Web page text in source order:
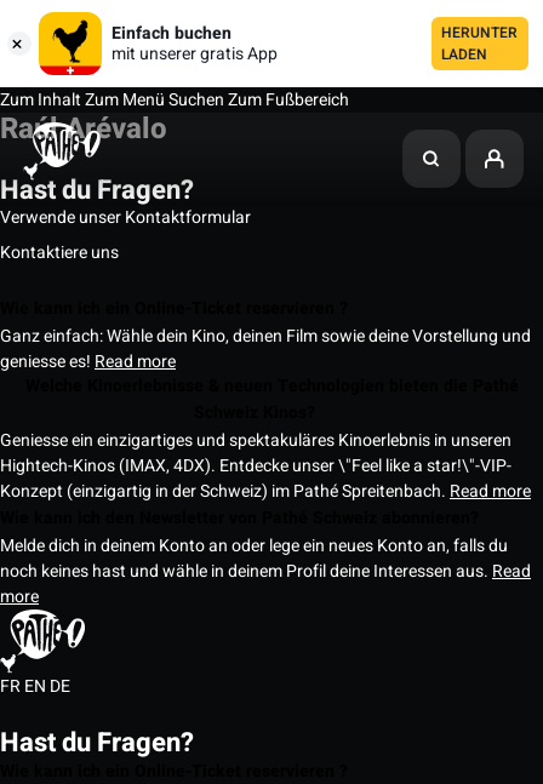
Einfach buchen
mit unserer gratis App
HERUNTER
LADEN
Zum InhaltZum MenüSuchenZum Fußbereich
Raúl Arévalo
Hast du Fragen?
Verwende unser Kontaktformular
Kontaktiere uns
Ganz einfach: Wähle dein Kino, deinen Film sowie deine Vorstellung und
geniesse es! Read more
Geniesse ein einzigartiges und spektakuläres Kinoerlebnis in unseren
Hightech-Kinos (IMAX, 4DX). Entdecke unser \"Feel like a star!\"-VIP-
Konzept (einzigartig in der Schweiz) im Pathé Spreitenbach. Read more
Melde dich in deinem Konto an oder lege ein neues Konto an, falls du
noch keines hast und wähle in deinem Profil deine Interessen aus. Read
more
FREN DE
Hast du Fragen?